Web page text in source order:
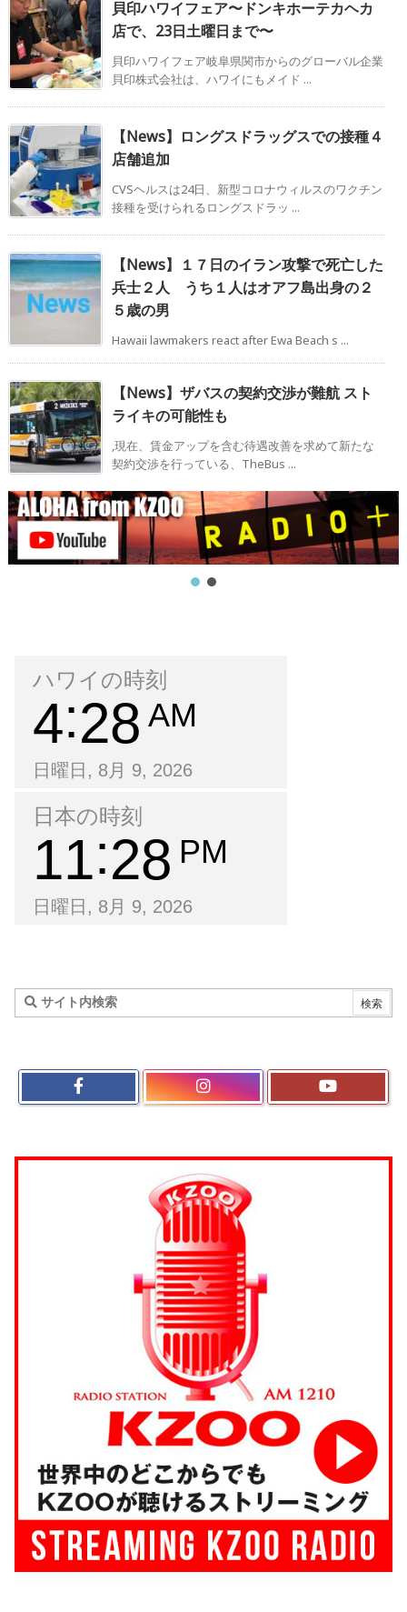
貝印ハワイフェア〜ドンキホーテカヘカ
店で、23日土曜日まで〜
貝印ハワイフェア岐阜県関市からのグローバル企業
貝印株式会社は、ハワイにもメイド ...
【News】ロングスドラッグスでの接種４
店舗追加
CVSヘルスは24日、新型コロナウィルスのワクチン
接種を受けられるロングスドラッ ...
【News】１７日のイラン攻撃で死亡した
兵士２人 うち１人はオアフ島出身の２
５歳の男
Hawaii lawmakers react after Ewa Beach s ...
【News】ザバスの契約交渉が難航 スト
ライキの可能性も
,現在、賃金アップを含む待遇改善を求めて新たな
契約交渉を行っている、TheBus ...
ハワイの時刻
4 28 AM
日曜日, 8月 9, 2026
日本の時刻
11 28 PM
日曜日, 8月 9, 2026